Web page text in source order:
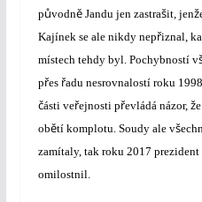
původněJandu jen zastrašit, jenž
Kajínek se ale nikdy nepřiznal,
místech tehdy byl. Pochybností v
přes řadu nesrovnalostí roku
části veřejnosti převládá názor, ž
obětí komplotu. Soudy ale vš
zamítaly, tak roku 2017 prezident
omilostnil.